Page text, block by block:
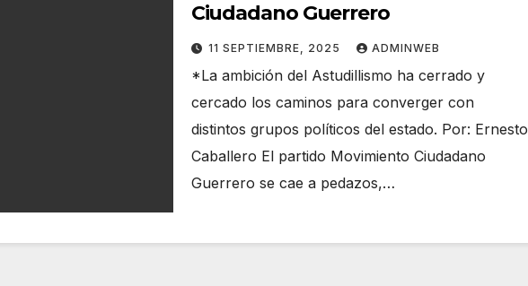
Ciudadano Guerrero
11 SEPTIEMBRE, 2025 ADMINWEB
*La ambición del Astudillismo ha cerrado y
cercado los caminos para converger con
distintos grupos políticos del estado. Por: Ernesto
Caballero El partido Movimiento Ciudadano
Guerrero se cae a pedazos,…